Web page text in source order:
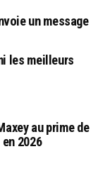
un message
les meilleurs
au prime de
2026